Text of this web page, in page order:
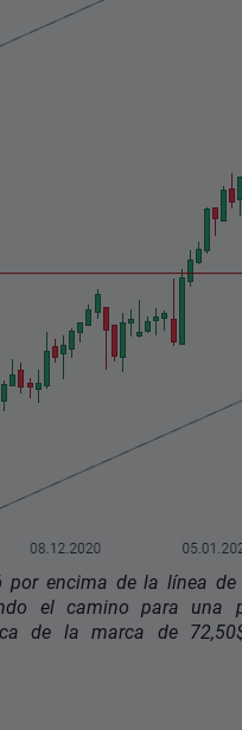
por encima de la línea de
el camino para una
de la marca de